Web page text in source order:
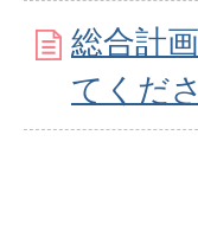
総合計
てくだ